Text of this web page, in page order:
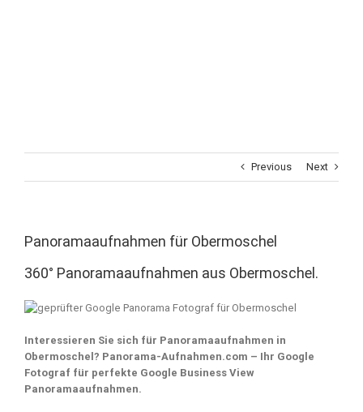
Previous Next
Panoramaaufnahmen für Obermoschel
360° Panoramaaufnahmen aus Obermoschel.
Interessieren Sie sich für Panoramaaufnahmen in
Obermoschel? Panorama-Aufnahmen.com – Ihr Google
Fotograf für perfekte Google Business View
Panoramaaufnahmen.